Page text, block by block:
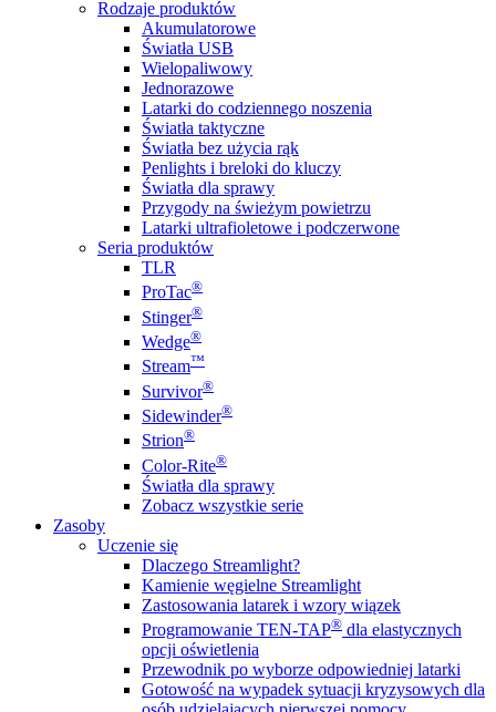
Rodzaje produktów
Akumulatorowe
Światła USB
Wielopaliwowy
Jednorazowe
Latarki do codziennego noszenia
Światła taktyczne
Światła bez użycia rąk
Penlights i breloki do kluczy
Światła dla sprawy
Przygody na świeżym powietrzu
Latarki ultrafioletowe i podczerwone
Seria produktów
TLR
ProTac®
Stinger®
Wedge®
Stream™
Survivor®
Sidewinder®
Strion®
Color-Rite®
Światła dla sprawy
Zobacz wszystkie serie
Zasoby
Uczenie się
Dlaczego Streamlight?
Kamienie węgielne Streamlight
Zastosowania latarek i wzory wiązek
Programowanie TEN-TAP® dla elastycznych
opcji oświetlenia
Przewodnik po wyborze odpowiedniej latarki
Gotowość na wypadek sytuacji kryzysowych dla